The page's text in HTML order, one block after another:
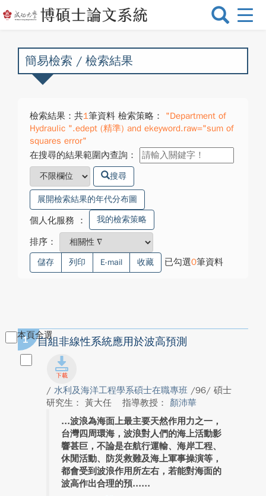
選
換
簡易檢索 / 檢索結果
檢索結果：共1筆資料 檢索策略：
"Department of
Hydraulic ".edept (精準) and ekeyword.raw="sum of
squares error"
在搜尋的結果範圍內查詢：
搜尋
展開檢索結果的年代分布圖
個人化服務 ： 我的檢索策略
排序：
儲存 列印 E-mail 收藏 已勾選0筆資料
本頁全選
1 自組非線性系統應用於波高預測
/ 水利及海洋工程學系碩士在職專班 /96/ 碩士
研究生： 黃大任
指導教授： 顏沛華
波浪為海面上最主要天然作用力之一，
台灣四周環海，波浪對人們的海上活動影
響甚巨，不論是在航行運輸、海岸工程、
休閒活動、防災救難及海上軍事操演等，
都會受到波浪作用所左右，若能對海面的
波高作出合理的預...